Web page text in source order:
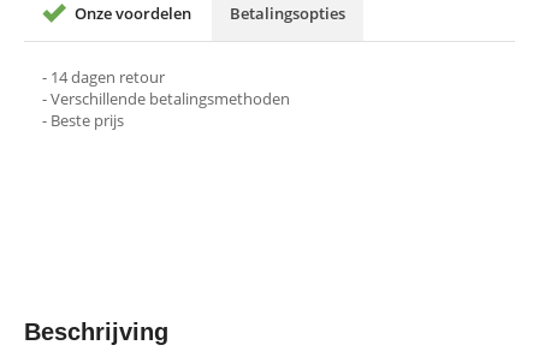
Onze voordelen Betalingsopties
- 14 dagen retour
- Verschillende betalingsmethoden
- Beste prijs
Beschrijving